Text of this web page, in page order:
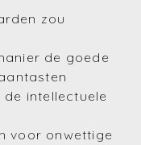
zou
de goede
intellectuele
voor onwettige